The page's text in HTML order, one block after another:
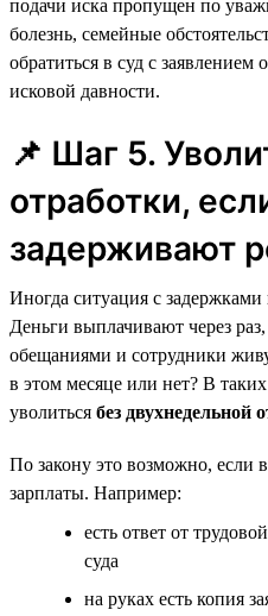
подачи иска пропущен по
болезнь, семейные
обратиться в суд с заявлением
исковой давности.
📌 Шаг 5.
отработки,
задерживают
Иногда ситуация с задержками
Деньги выплачивают через
обещаниями и сотрудники
в этом месяце или нет? В
уволиться без двухнедельной
По закону это возможно, если
зарплаты. Например:
есть ответ от
суда
на руках есть копия